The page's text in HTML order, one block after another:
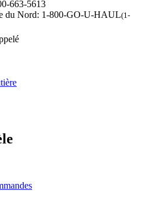
663-5613
du Nord: 1-800-GO-U-HAUL(1-